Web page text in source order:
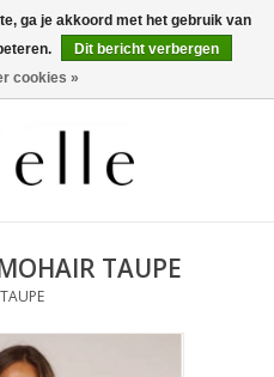
0 Artikelen - €0,00
TAUPE
ga je akkoord met het gebruik van
Dit bericht verbergen
cookies »